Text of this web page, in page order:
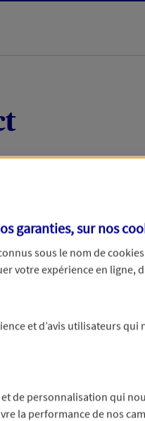
plus d’informations,
garanties, sur nos
sous le nom decookies
votre expérience en ligne,
et d’avis utilisateurs
de personnalisation qui
la performance de nos